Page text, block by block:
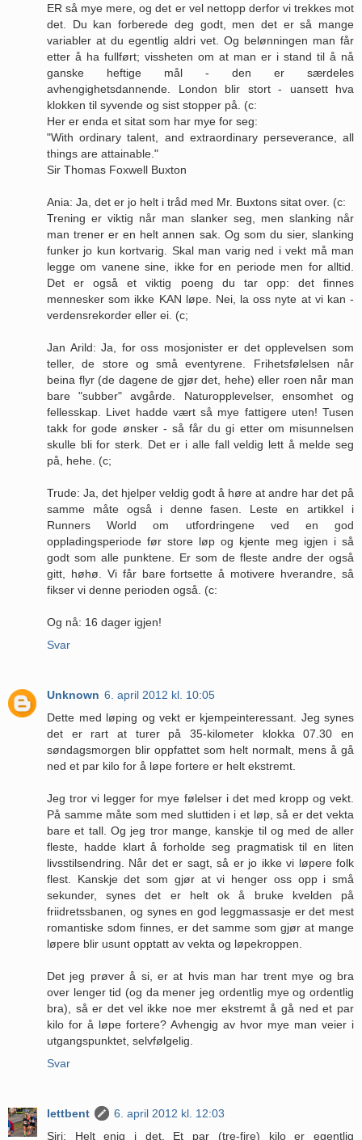
ER så mye mere, og det er vel nettopp derfor vi trekkes mot
det. Du kan forberede deg godt, men det er så mange
variabler at du egentlig aldri vet. Og belønningen man får
etter å ha fullført; vissheten om at man er i stand til å nå
ganske heftige mål - den er særdeles
avhengighetsdannende. London blir stort - uansett hva
klokken til syvende og sist stopper på. (c:
Her er enda et sitat som har mye for seg:
"With ordinary talent, and extraordinary perseverance, all
things are attainable."
Sir Thomas Foxwell Buxton
Ania: Ja, det er jo helt i tråd med Mr. Buxtons sitat over. (c:
Trening er viktig når man slanker seg, men slanking når
man trener er en helt annen sak. Og som du sier, slanking
funker jo kun kortvarig. Skal man varig ned i vekt må man
legge om vanene sine, ikke for en periode men for alltid.
Det er også et viktig poeng du tar opp: det finnes
mennesker som ikke KAN løpe. Nei, la oss nyte at vi kan -
verdensrekorder eller ei. (c;
Jan Arild: Ja, for oss mosjonister er det opplevelsen som
teller, de store og små eventyrene. Frihetsfølelsen når
beina flyr (de dagene de gjør det, hehe) eller roen når man
bare "subber" avgårde. Naturopplevelser, ensomhet og
fellesskap. Livet hadde vært så mye fattigere uten! Tusen
takk for gode ønsker - så får du gi etter om misunnelsen
skulle bli for sterk. Det er i alle fall veldig lett å melde seg
på, hehe. (c;
Trude: Ja, det hjelper veldig godt å høre at andre har det på
samme måte også i denne fasen. Leste en artikkel i
Runners World om utfordringene ved en god
oppladingsperiode før store løp og kjente meg igjen i så
godt som alle punktene. Er som de fleste andre der også
gitt, høhø. Vi får bare fortsette å motivere hverandre, så
fikser vi denne perioden også. (c:
Og nå: 16 dager igjen!
Svar
Unknown 6. april 2012 kl. 10:05
Dette med løping og vekt er kjempeinteressant. Jeg synes
det er rart at turer på 35-kilometer klokka 07.30 en
søndagsmorgen blir oppfattet som helt normalt, mens å gå
ned et par kilo for å løpe fortere er helt ekstremt.
Jeg tror vi legger for mye følelser i det med kropp og vekt.
På samme måte som med sluttiden i et løp, så er det vekta
bare et tall. Og jeg tror mange, kanskje til og med de aller
fleste, hadde klart å forholde seg pragmatisk til en liten
livsstilsendring. Når det er sagt, så er jo ikke vi løpere folk
flest. Kanskje det som gjør at vi henger oss opp i små
sekunder, synes det er helt ok å bruke kvelden på
friidretssbanen, og synes en god leggmassasje er det mest
romantiske sdom finnes, er det samme som gjør at mange
løpere blir usunt opptatt av vekta og løpekroppen.
Det jeg prøver å si, er at hvis man har trent mye og bra
over lenger tid (og da mener jeg ordentlig mye og ordentlig
bra), så er det vel ikke noe mer ekstremt å gå ned et par
kilo for å løpe fortere? Avhengig av hvor mye man veier i
utgangspunktet, selvfølgelig.
Svar
lettbent
6. april 2012 kl. 12:03
Siri: Helt enig i det. Et par (tre-fire) kilo er egentlig